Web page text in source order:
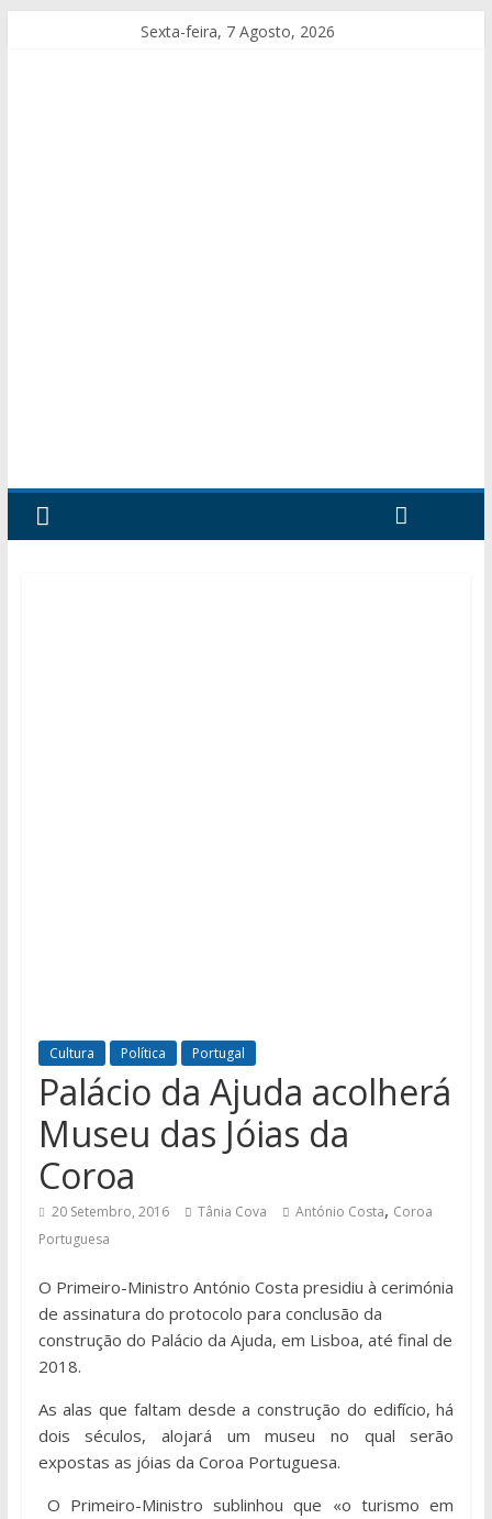
Sexta-feira, 7 Agosto, 2026
Cultura Política Portugal
Palácio da Ajuda acolherá
Museu das Jóias da
Coroa
20 Setembro, 2016 Tânia Cova António Costa, Coroa
Portuguesa
O Primeiro-Ministro António Costa presidiu à cerimónia
de assinatura do protocolo para conclusão da
construção do Palácio da Ajuda, em Lisboa, até final de
2018.
As alas que faltam desde a construção do edifício, há
dois séculos, alojará um museu no qual serão
expostas as jóias da Coroa Portuguesa.
O Primeiro-Ministro sublinhou que «o turismo em